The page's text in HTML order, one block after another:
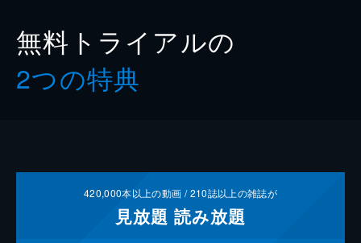
無料トライアルの
2つの特典
420,000本以上の動画 /210誌以上の雑誌が
見放題 読み放題